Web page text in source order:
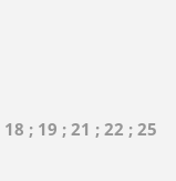
18 ; 19 ; 21 ; 22 ; 25